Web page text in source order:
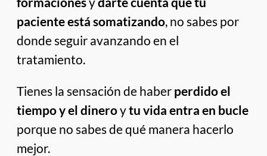
paciente está somatizando, no sabes por
donde seguir avanzando en el
tratamiento.
Tienes la sensación de haber perdido el
tiempo y el dineroytu vida entra en bucle
porque no sabes de qué manera hacerlo
mejor.